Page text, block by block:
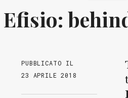
Efisio:
PUBBLICATO IL
23 APRILE 2018